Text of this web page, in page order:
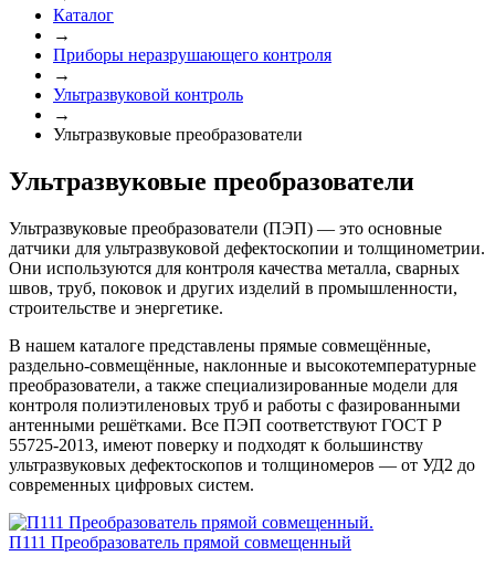
Каталог
→
Приборы неразрушающего контроля
→
Ультразвуковой контроль
→
Ультразвуковые преобразователи
Ультразвуковые преобразователи
Ультразвуковые преобразователи (ПЭП) — это основные
датчики для ультразвуковой дефектоскопии и толщинометрии.
Они используются для контроля качества металла, сварных
швов, труб, поковок и других изделий в промышленности,
строительстве и энергетике.
В нашем каталоге представлены прямые совмещённые,
раздельно-совмещённые, наклонные и высокотемпературные
преобразователи, а также специализированные модели для
контроля полиэтиленовых труб и работы с фазированными
антенными решётками. Все ПЭП соответствуют ГОСТ Р
55725-2013, имеют поверку и подходят к большинству
ультразвуковых дефектоскопов и толщиномеров — от УД2 до
современных цифровых систем.
П111 Преобразователь прямой совмещенный